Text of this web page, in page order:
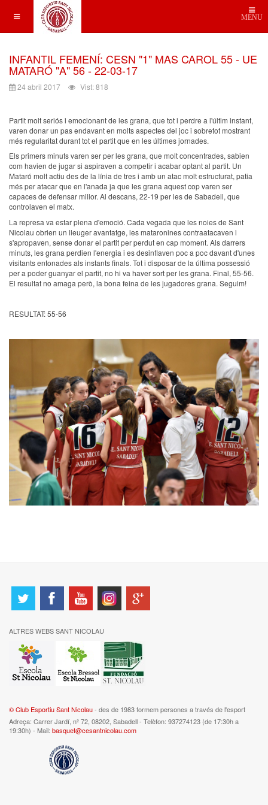
MENU
INFANTIL FEMENÍ: CESN "1" MAS CAROL 55 - UE
MATARÓ "A" 56 - 22-03-17
24 abril 2017 Vist: 818
Partit molt seriós i emocionant de les grana, que tot i perdre a l'últim instant,
varen donar un pas endavant en molts aspectes del joc i sobretot mostrant
més regularitat durant tot el partit que en les últimes jornades.
Els primers minuts varen ser per les grana, que molt concentrades, sabien
com havien de jugar si aspiraven a competir i acabar optant al partit. Un
Mataró molt actiu des de la línia de tres i amb un atac molt estructurat, patia
més per atacar que en l'anada ja que les grana aquest cop varen ser
capaces de defensar millor. Al descans, 22-19 per les de Sabadell, que
controlaven el matx.
La represa va estar plena d'emoció. Cada vegada que les noies de Sant
Nicolau obrien un lleuger avantatge, les mataronines contraatacaven i
s'apropaven, sense donar el partit per perdut en cap moment. Als darrers
minuts, les grana perdien l'energia i es desinflaven poc a poc davant d'unes
visitants entonades als instants finals. Tot i disposar de la última possessió
per a poder guanyar el partit, no hi va haver sort per les grana. Final, 55-56.
El resultat no amaga però, la bona feina de les jugadores grana. Seguim!
RESULTAT: 55-56
ALTRES WEBS SANT NICOLAU
© Club Esportiu Sant Nicolau- des de 1983 formem persones a través de l'esport
Adreça: Carrer Jardí, nº 72, 08202, Sabadell - Telèfon: 937274123 (de 17:30h a
19:30h) - Mail: basquet@cesantnicolau.com